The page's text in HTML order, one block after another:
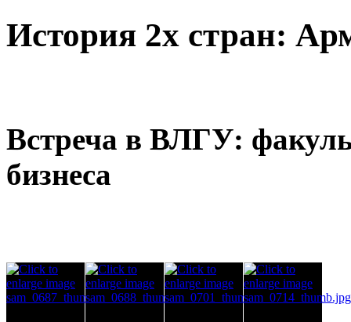
История 2х стран:
Встреча в ВЛГУ:
бизнеса